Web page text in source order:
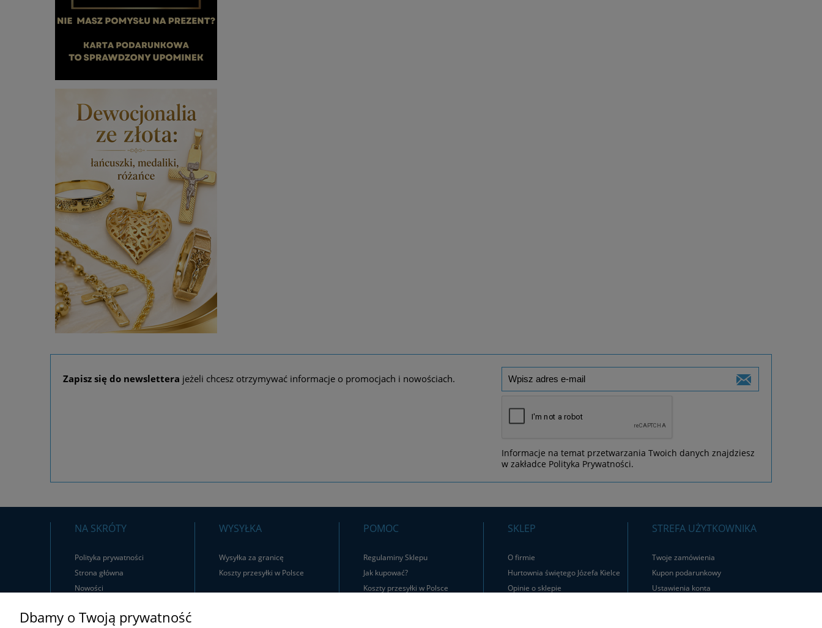
Zapisz się do newslettera jeżeli chcesz otrzymywać informacje o promocjach i nowościach.
Informacje na temat przetwarzania Twoich danych znajdziesz
w zakładce Polityka Prywatności.
NA SKRÓTY
Polityka prywatności
Strona główna
Nowości
WYSYŁKA
Wysyłka za granicę
Koszty przesyłki w Polsce
POMOC
Regulaminy Sklepu
Jak kupować?
Koszty przesyłki w Polsce
SKLEP
O firmie
Hurtownia świętego Józefa Kielce
Opinie o sklepie
STREFA UŻYTKOWNIKA
Twoje zamówienia
Kupon podarunkowy
Ustawienia konta
Dbamy o Twoją prywatność